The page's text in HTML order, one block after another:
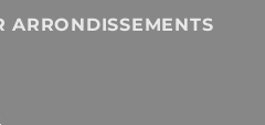
ARRONDISSEMENTS